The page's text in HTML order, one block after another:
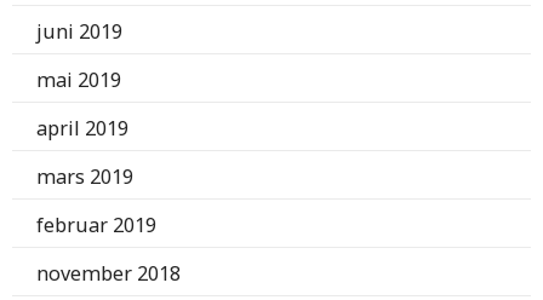
juni 2019
mai 2019
april 2019
mars 2019
februar 2019
november 2018